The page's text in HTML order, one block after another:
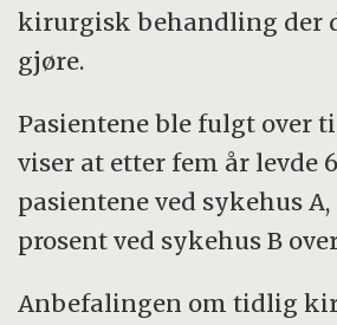
kirurgisk behandling der
gjøre.
Pasientene ble fulgt over
viser at etter fem år levde
pasientene ved sykehus A,
prosent ved sykehus B
Anbefalingen om tidlig